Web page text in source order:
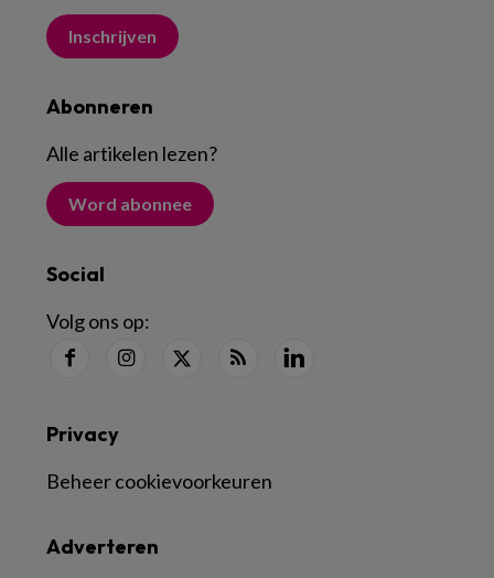
Inschrijven
Abonneren
Alle artikelen lezen?
Word abonnee
Social
Volg ons op:
Adverteren
Privacy
Beheer cookievoorkeuren